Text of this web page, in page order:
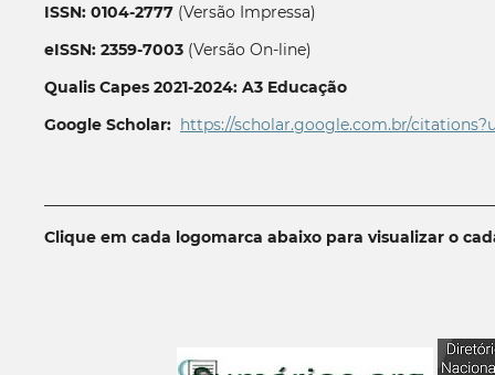
ISSN: 0104-2777(Versão Impressa)
eISSN: 2359-7003(Versão On-line)
Qualis Capes 2021-2024: A3 Educação
Google Scholar: https://scholar.google.com.br/
Clique em cada logomarca abaixo para visualizar o